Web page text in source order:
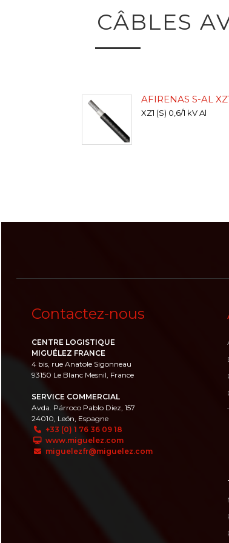
CÂBLES
AFIRENAS S-AL
XZ1 (S) 0,6/1 kV Al
Contactez-nous
CENTRE LOGISTIQUE
MIGUÉLEZ FRANCE
4 bis, rue Anatole Sigonneau
93150 Le Blanc Mesnil, France
SERVICE COMMERCIAL
Avda. Párroco Pablo Diez, 157
24010, León, Espagne
+33 (0) 1 76 36 09 18
www.miguelez.com
miguelezfr@miguelez.com